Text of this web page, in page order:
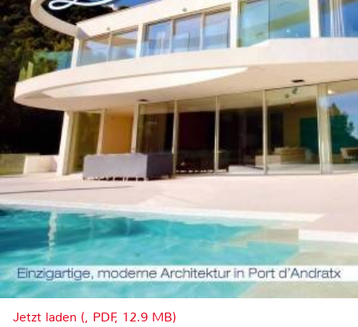
Jetzt laden (, PDF, 12.9 MB)